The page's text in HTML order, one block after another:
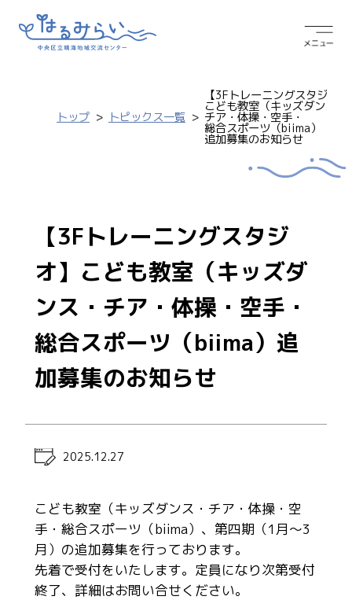
トップ トピックス一覧
【3Fトレーニングスタジオ】
こども教室（キッズダンス・
チア・体操・空手・
総合スポーツ（biima）
追加募集のお知らせ
【3Fトレーニングスタジ
オ】こども教室（キッズダ
ンス・チア・体操・空手・
総合スポーツ（biima）追
加募集のお知らせ
2025.12.27
こども教室（キッズダンス・チア・体操・空
手・総合スポーツ（biima）、第四期（1月～3
月）の追加募集を行っております。
先着で受付をいたします。定員になり次第受付
終了、詳細はお問い合せください。